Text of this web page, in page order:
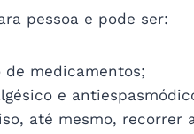
pessoa e pode ser:
medicamentos;
e
até mesmo, recorrer